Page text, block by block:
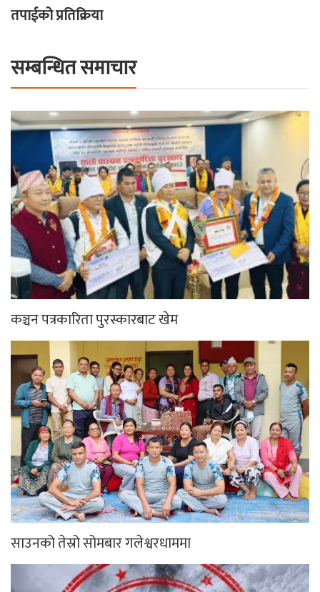
तपाईको प्रतिक्रिया
सम्बन्धित समाचार
कञ्चन पत्रकारिता पुरस्कारबाट खेम
साउनको तेस्रो सोमबार गलेश्वरधाममा